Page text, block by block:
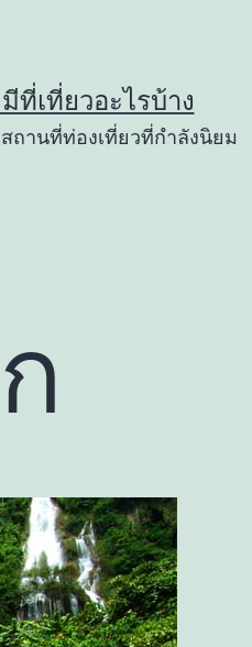
เที่ยวอะไรบ้าง
ถานที่ท่องเที่ยวที่กำลังนิยม